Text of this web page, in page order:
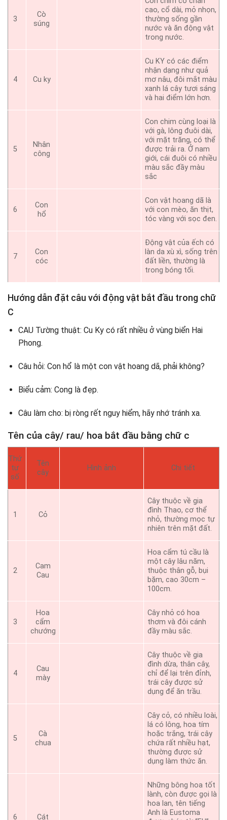
3
Cò
súng
cao, cổ dài, mỏ nhọn,
thường sống gần
nước và ăn động vật
trong nước.
4 Cu ky
Cu KY có các điểm
nhận dạng như quả
mơ nâu, đôi mắt màu
xanh lá cây tươi sáng
và hai điểm lớn hơn.
5
Nhân
công
Con chim cùng loại là
với gà, lông đuôi dài,
với mặt trăng, có thể
được trải ra. Ở nam
giới, cái đuôi có nhiều
màu sắc đầy màu
sắc
6
Con
hổ
Con vật hoang dã là
với con mèo, ăn thịt,
tóc vàng với sọc đen.
7
Con
cóc
Động vật của ếch có
làn da xù xì, sống trên
đất liền, thường là
trong bóng tối.
Hướng dẫn đặt câu với động vật bắt đầu trong chữ
C
CAU Tường thuật: Cu Ky có rất nhiều ở vùng biển Hai
Phong.
Câu hỏi: Con hổ là một con vật hoang dã, phải không?
Biểu cảm: Cong là đẹp.
Câu làm cho: bị ròng rết nguy hiểm, hãy nhớ tránh xa.
Tên của cây/ rau/ hoa bắt đầu bằng chữ c
Thứ
tự
số
Tên
cây
Hình ảnh Chi tiết
1 Cỏ
Cây thuộc về gia
đình Thao, cơ thể
nhỏ, thường mọc tự
nhiên trên mặt đất.
2
Cam
Cau
Hoa cẩm tú cầu là
một cây lâu năm,
thuộc thân gỗ, bụi
bặm, cao 30cm –
100cm.
3
Hoa
cẩm
chướng
Cây nhỏ có hoa
thơm và đôi cánh
đầy màu sắc.
4
Cau
mày
Cây thuộc về gia
đình dừa, thân cây,
chỉ để lại trên đỉnh,
trái cây được sử
dụng để ăn trầu.
5
Cà
chua
Cây cỏ, có nhiều loài,
lá có lông, hoa tím
hoặc trắng, trái cây
chứa rất nhiều hạt,
thường được sử
dụng làm thức ăn.
6 Cát
Những bông hoa tốt
lành, còn được gọi là
hoa lan, tên tiếng
Anh là Eustoma